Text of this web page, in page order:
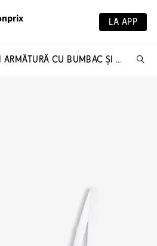
LA APP
SUTIEN CU CUPE ȘI ARMĂTURĂ CU BUMBAC ȘI DANTELĂ